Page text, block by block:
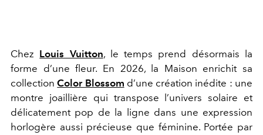
Chez Louis Vuitton, le temps prend désormais la
forme d’une fleur. En 2026, la Maison enrichit sa
collectionColor Blossom d’une création inédite : une
montre joaillière qui transpose l’univers solaire et
délicatement pop de la ligne dans une expression
horlogère aussi précieuse que féminine. Portée par